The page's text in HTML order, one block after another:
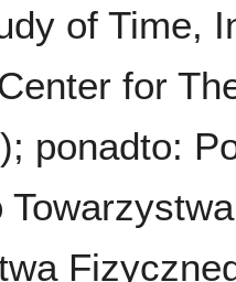
of Time,
for
ponadto: